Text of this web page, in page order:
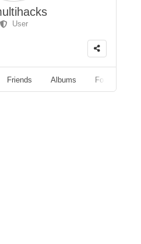
User
Friends Albums Followers